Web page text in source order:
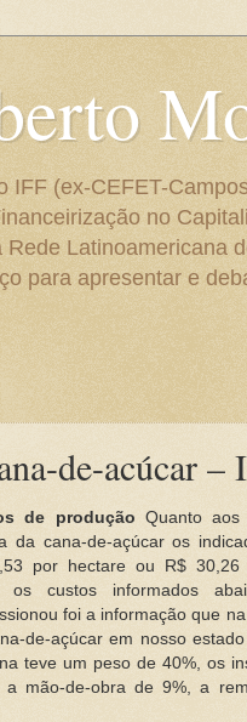
IFF (ex-CEFET-
no
Latinoamericana
para apresentar e
de-acúcar –
de produção Quanto
da cana-de-açúcar os
por hectare ou R$ 30,26
os custos informados
foi a informação que
de-açúcar em nosso
teve um peso de 40%, os
mão-de-obra de 9%, a